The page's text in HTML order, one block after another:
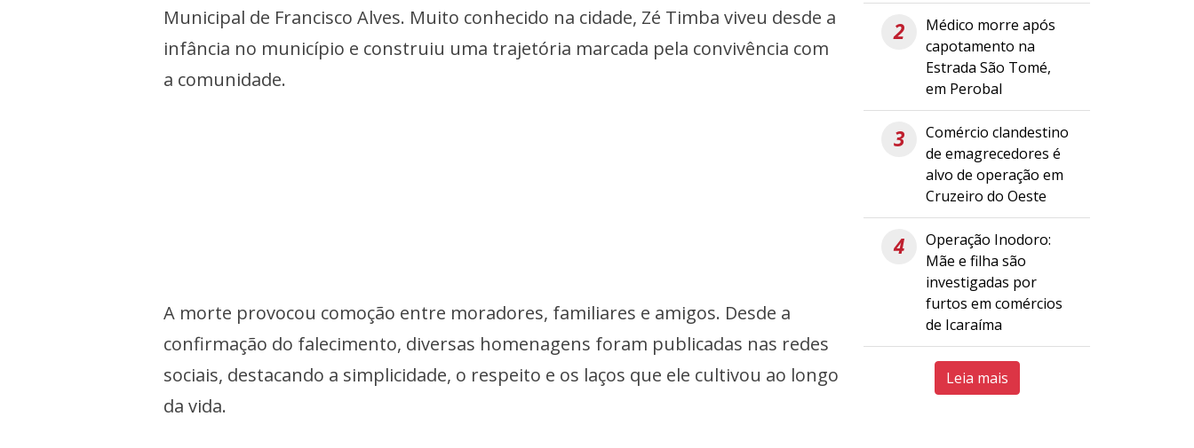
Municipal de Francisco Alves. Muito conhecido na cidade, Zé Timba viveu desde a
infância no município e construiu uma trajetória marcada pela convivência com
a comunidade.
A morte provocou comoção entre moradores, familiares e amigos. Desde a
confirmação do falecimento, diversas homenagens foram publicadas nas redes
sociais, destacando a simplicidade, o respeito e os laços que ele cultivou ao longo
da vida.
2
Médico morre após
capotamento na
Estrada São Tomé,
em Perobal
3
Comércio clandestino
de emagrecedores é
alvo de operação em
Cruzeiro do Oeste
4
Operação Inodoro:
Mãe e filha são
investigadas por
furtos em comércios
de Icaraíma
Leia mais